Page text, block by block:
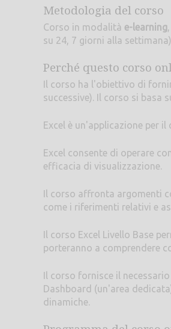
Metodologia del corso
Corso in modalità e-learning
su 24, 7 giorni alla
Perché questo corso
Il corso ha l'obiettivo di
successive). Il corso si basa
Excel è un'applicazione per
Excel consente di operare
efficacia di visualizzazione.
Il corso affronta argomenti
come i riferimenti relativi e
Il corso Excel Livello Base
porteranno a comprendere
Il corso fornisce il
Dashboard (un'area
dinamiche.